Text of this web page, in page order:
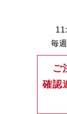
毎
ご
確認